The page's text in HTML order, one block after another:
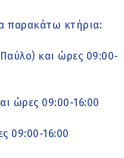
παρακάτω κτήρια:
Παύλο) και ώρες 09:00-
ώρες 09:00-16:00
09:00-16:00